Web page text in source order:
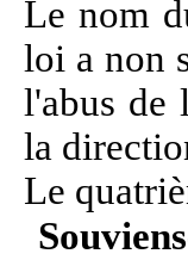
Le nom
loi a non
l'abus de
la
Le